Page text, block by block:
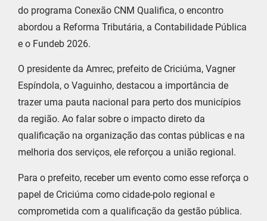
do programa Conexão CNM Qualifica, o encontro
abordou a Reforma Tributária, a Contabilidade Pública
e o Fundeb 2026.
O presidente da Amrec, prefeito de Criciúma, Vagner
Espíndola, o Vaguinho, destacou a importância de
trazer uma pauta nacional para perto dos municípios
da região. Ao falar sobre o impacto direto da
qualificação na organização das contas públicas e na
melhoria dos serviços, ele reforçou a união regional.
Para o prefeito, receber um evento como esse reforça o
papel de Criciúma como cidade-polo regional e
comprometida com a qualificação da gestão pública.